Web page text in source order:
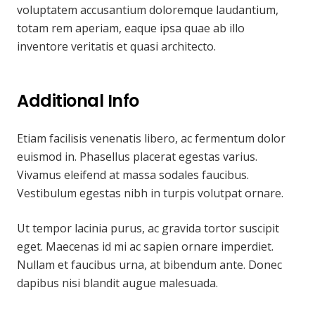
voluptatem accusantium doloremque laudantium,
totam rem aperiam, eaque ipsa quae ab illo
inventore veritatis et quasi architecto.
Additional Info
Etiam facilisis venenatis libero, ac fermentum dolor
euismod in. Phasellus placerat egestas varius.
Vivamus eleifend at massa sodales faucibus.
Vestibulum egestas nibh in turpis volutpat ornare.
Ut tempor lacinia purus, ac gravida tortor suscipit
eget. Maecenas id mi ac sapien ornare imperdiet.
Nullam et faucibus urna, at bibendum ante. Donec
dapibus nisi blandit augue malesuada.